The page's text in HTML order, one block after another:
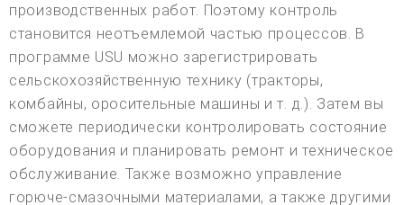
производственных работ. Поэтому контроль
становится неотъемлемой частью процессов. В
программе USU можно зарегистрировать
сельскохозяйственную технику (тракторы,
комбайны, оросительные машины и т. д.). Затем вы
сможете периодически контролировать состояние
оборудования и планировать ремонт и техническое
обслуживание. Также возможно управление
горюче-смазочными материалами, а также другими